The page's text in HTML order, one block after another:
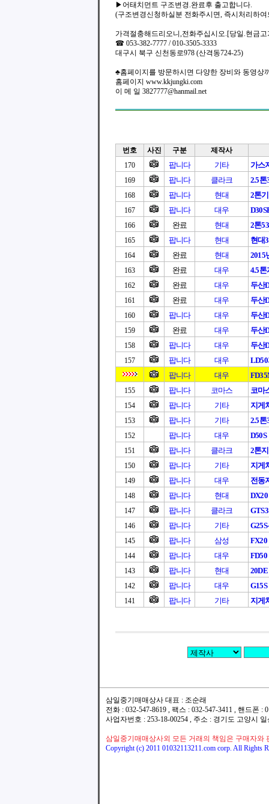
▶어태치먼트 구조변경.완료후 출고합니다.
(구조변경신청하실분 전화주시면, 즉시처리하
가격절충해드리오니,전화주십시오.[당일.현금
☎ 053-382-7777 / 010-3505-3333
대구시 북구 신천동로978 (산격동724-25)
♣홈페이지를 방문하시면 다양한 장비와 동영상
홈페이지 www.kkjungki.com
이 메 일 3827777@hanmail.net
번호 사진 구분
제작사
170
팝니다 기타 가스
169 팝니다 클라크 2.5톤
168 팝니다 현대 2톤
167 팝니다 대우
166 완료 현대 2톤
165 팝니다 현대 현대
164 완료 현대 2015
163 완료 대우 4.5톤
162 완료 대우 두산
161 완료 대우 두산
160 팝니다 대우 두산
159 완료 대우 두산
158 팝니다 대우 두산
157 팝니다 대우
팝니다
대우
155 팝니다 코마스 코마
154 팝니다 기타 지게
153 팝니다 기타 2.5톤
152 팝니다 대우 D50S
151 팝니다 클라크 2톤
150 팝니다 기타 지게
149 팝니다 대우 전동
148 팝니다 현대
147 팝니다 클라크
146 팝니다 기타
145 팝니다 삼성 FX20
144 팝니다 대우 FD50
143 팝니다 현대 20DE
142 팝니다 대우 G15S
141 팝니다 기타 지게
삼일중기매매상사 대표 : 조순래
전화 : 032-547-8619 , 팩스 : 032-547-3411 , 핸드폰
사업자번호 : 253-18-00254 , 주소 : 경기도 고양시
삼일중기매매상사외 모든 거래의 책임은 구매자와
Copyright (c) 2011 01032113211.com corp. All Rights